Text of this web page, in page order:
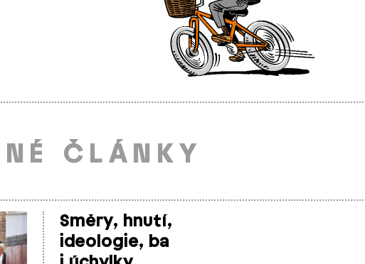
ČLÁNKY
Směry, hnutí,
ideologie, ba